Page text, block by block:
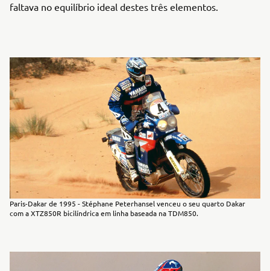
faltava no equilíbrio ideal destes três elementos.
Paris-Dakar de 1995 - Stéphane Peterhansel venceu o seu quarto Dakar
com a XTZ850R bicilíndrica em linha baseada na TDM850.